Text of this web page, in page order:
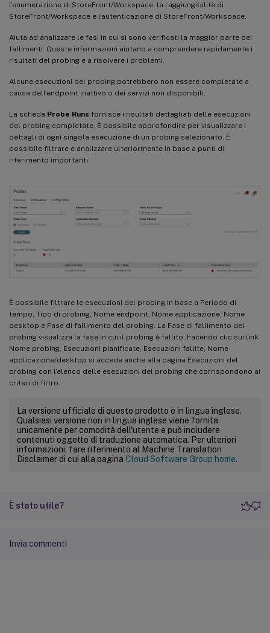
l’enumerazione di StoreFront/Workspace, la raggiungibilità di
StoreFront/Workspace e l’autenticazione di StoreFront/Workspace.
Aiuta ad analizzare le fasi in cui si sono verificati la maggior parte dei
fallimenti. Queste informazioni aiutano a comprendere rapidamente i
risultati del probing e a risolvere i problemi.
Alcune esecuzioni del probing potrebbero non essere completate a
causa dell’endpoint inattivo o dei servizi non disponibili.
La scheda Probe Runs fornisce i risultati dettagliati delle esecuzioni
del probing completate. È possibile approfondire per visualizzare i
dettagli di ogni singola esecuzione di un probing selezionato. È
possibile filtrare e analizzare ulteriormente in base a punti di
riferimento importanti.
È possibile filtrare le esecuzioni del probing in base a Periodo di
tempo, Tipo di probing, Nome endpoint, Nome applicazione, Nome
desktop e Fase di fallimento del probing. La Fase di fallimento del
probing visualizza la fase in cui il probing è fallito. Facendo clic sui link
Nome probing, Esecuzioni pianificate, Esecuzioni fallite, Nome
applicazione/desktop si accede anche alla pagina Esecuzioni del
probing con l’elenco delle esecuzioni del probing che corrispondono ai
criteri di filtro.
La versione ufficiale di questo prodotto è in lingua inglese.
Qualsiasi versione non in lingua inglese viene fornita
unicamente per comodità dell'utente e può includere
contenuti oggetto di traduzione automatica. Per ulteriori
informazioni, fare riferimento al Machine Translation
Disclaimer di cui alla pagina Cloud Software Group home.
È stato utile?
Invia commenti